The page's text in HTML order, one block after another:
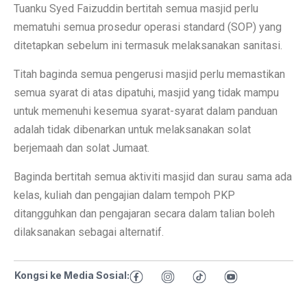
Tuanku Syed Faizuddin bertitah semua masjid perlu
mematuhi semua prosedur operasi standard (SOP) yang
ditetapkan sebelum ini termasuk melaksanakan sanitasi.
Titah baginda semua pengerusi masjid perlu memastikan
semua syarat di atas dipatuhi, masjid yang tidak mampu
untuk memenuhi kesemua syarat-syarat dalam panduan
adalah tidak dibenarkan untuk melaksanakan solat
berjemaah dan solat Jumaat.
Baginda bertitah semua aktiviti masjid dan surau sama ada
kelas, kuliah dan pengajian dalam tempoh PKP
ditangguhkan dan pengajaran secara dalam talian boleh
dilaksanakan sebagai alternatif.
Kongsi ke Media Sosial: